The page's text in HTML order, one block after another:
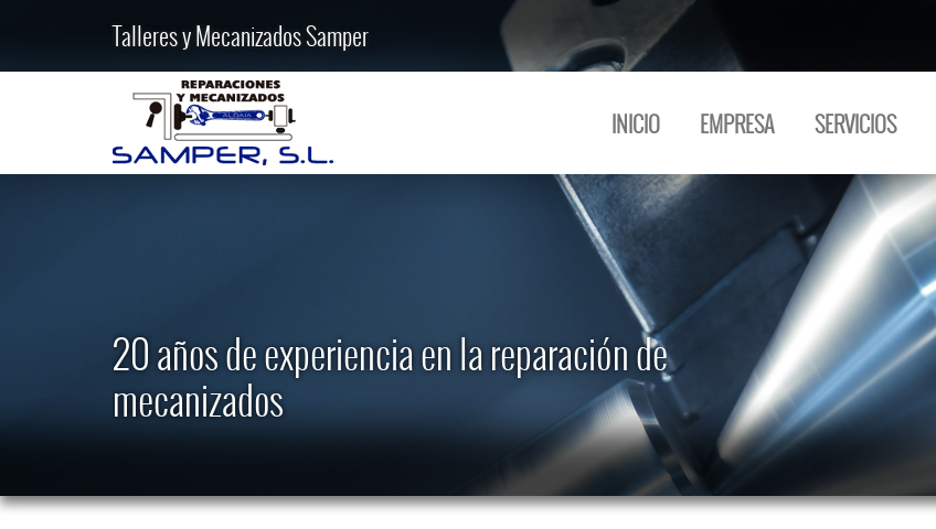
Talleres y Mecanizados Samper
INICIO EMPRESA SERVICIOS
20 años de experiencia en la reparación de
mecanizados